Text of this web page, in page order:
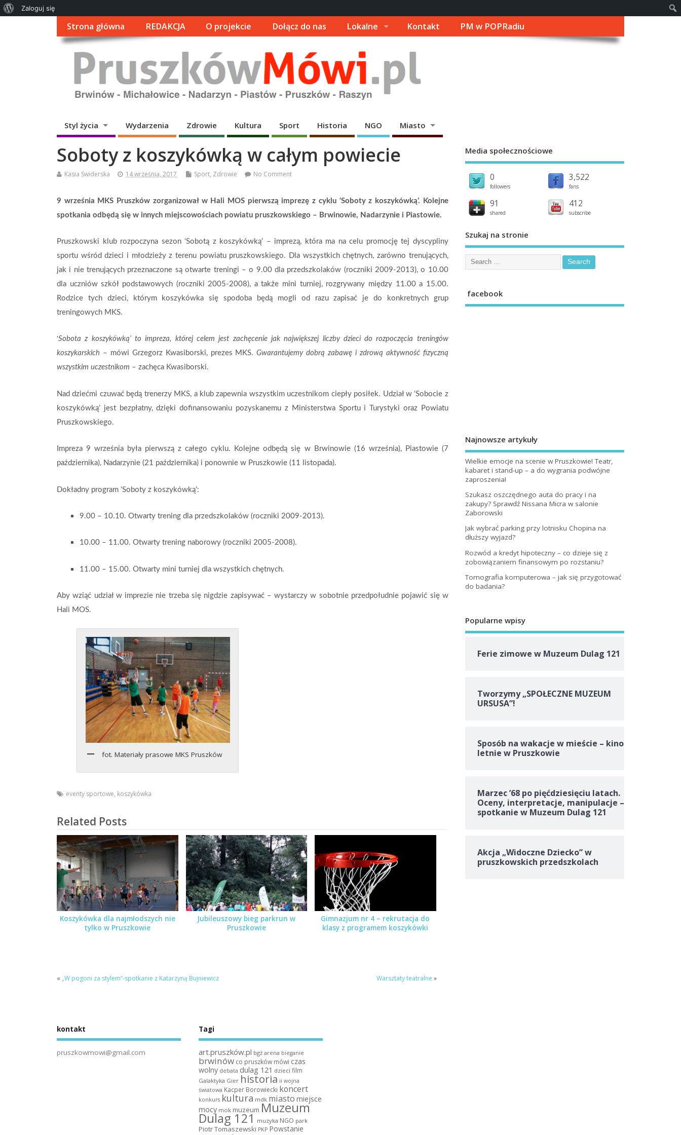
Strona główna REDAKCJA O projekcie Dołącz do nas Lokalne Kontakt PM w POPRadiu
Styl życia Wydarzenia Zdrowie Kultura Sport Historia NGO Miasto
Soboty z koszykówką w całym powiecie
Kasia Swiderska 14 września, 2017 Sport, Zdrowie No Comment
9 września MKS Pruszków zorganizował w Hali MOS pierwszą imprezę z cyklu ‘Soboty z koszykówką’. Kolejne
spotkania odbędą się w innych miejscowościach powiatu pruszkowskiego – Brwinowie, Nadarzynie i Piastowie.
Pruszkowski klub rozpoczyna sezon ‘Sobotą z koszykówką’ – imprezą, która ma na celu promocję tej dyscypliny
sportu wśród dzieci i młodzieży z terenu powiatu pruszkowskiego. Dla wszystkich chętnych, zarówno trenujących,
jak i nie trenujących przeznaczone są otwarte treningi – o 9.00 dla przedszkolaków (roczniki 2009-2013), o 10.00
dla uczniów szkół podstawowych (roczniki 2005-2008), a także mini turniej, rozgrywany między 11.00 a 15.00.
Rodzice tych dzieci, którym koszykówka się spodoba będą mogli od razu zapisać je do konkretnych grup
treningowych MKS.
‘Sobota z koszykówką’ to impreza, której celem jest zachęcenie jak największej liczby dzieci do rozpoczęcia treningów
koszykarskich – mówi Grzegorz Kwasiborski, prezes MKS.Gwarantujemy dobrą zabawę i zdrową aktywność fizyczną
wszystkim uczestnikom – zachęca Kwasiborski.
Nad dziećmi czuwać będą trenerzy MKS, a klub zapewnia wszystkim uczestnikom ciepły posiłek. Udział w ‘Sobocie z
koszykówką’ jest bezpłatny, dzięki dofinansowaniu pozyskanemu z Ministerstwa Sportu i Turystyki oraz Powiatu
Pruszkowskiego.
Impreza 9 września była pierwszą z całego cyklu. Kolejne odbędą się w Brwinowie (16 września), Piastowie (7
października), Nadarzynie (21 października) i ponownie w Pruszkowie (11 listopada).
Dokładny program ‘Soboty z koszykówką’:
9.00 – 10.10. Otwarty trening dla przedszkolaków (roczniki 2009-2013).
10.00 – 11.00. Otwarty trening naborowy (roczniki 2005-2008).
11.00 – 15.00. Otwarty mini turniej dla wszystkich chętnych.
Aby wziąć udział w imprezie nie trzeba się nigdzie zapisywać – wystarczy w sobotnie przedpołudnie pojawić się w
Hali MOS.
fot. Materiały prasowe MKS Pruszków
eventy sportowe, koszykówka
Related Posts
Koszykówka dla najmłodszych nie
tylko w Pruszkowie
Jubileuszowy bieg parkrun w
Pruszkowie
Gimnazjum nr 4 – rekrutacja do
klasy z programem koszykówki
« „W pogoni za stylem”-spotkanie z Katarzyną Bujniewicz Warsztaty teatralne »
Media społecznościowe
0
followers
3,522
fans
91
shared
412
subscribe
Szukaj na stronie
facebook
Najnowsze artykuły
Wielkie emocje na scenie w Pruszkowie! Teatr,
kabaret i stand-up – a do wygrania podwójne
zaproszenia!
Szukasz oszczędnego auta do pracy i na
zakupy? Sprawdź Nissana Micra w salonie
Zaborowski
Jak wybrać parking przy lotnisku Chopina na
dłuższy wyjazd?
Rozwód a kredyt hipoteczny – co dzieje się z
zobowiązaniem finansowym po rozstaniu?
Tomografia komputerowa – jak się przygotować
do badania?
Popularne wpisy
Ferie zimowe w Muzeum Dulag 121
Tworzymy „SPOŁECZNE MUZEUM
URSUSA”!
Sposób na wakacje w mieście – kino
letnie w Pruszkowie
Marzec ’68 po pięćdziesięciu latach.
Oceny, interpretacje, manipulacje –
spotkanie w Muzeum Dulag 121
Akcja „Widoczne Dziecko” w
pruszkowskich przedszkolach
kontakt
pruszkowmowi@gmail.com
Tagi
art.pruszków.pl bgż arena bieganie
brwinów co pruszków mówi czas
wolny debata dulag 121 dzieci film
Galaktyka Gier historia ii wojna
światowa Kacper Borowiecki koncert
konkurs kultura mdk miasto miejsce
mocy mok muzeum Muzeum
Dulag 121 muzyka NGO park
Piotr Tomaszewski PKP Powstanie
Zaloguj się